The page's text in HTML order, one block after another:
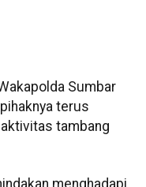
Sumbar
terus
tambang
menghadapi